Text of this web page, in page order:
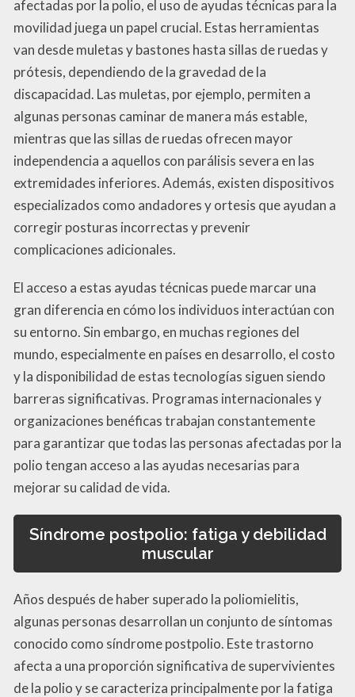
afectadas por la polio, el uso de ayudas técnicas para la
movilidad juega un papel crucial. Estas herramientas
van desde muletas y bastones hasta sillas de ruedas y
prótesis, dependiendo de la gravedad de la
discapacidad. Las muletas, por ejemplo, permiten a
algunas personas caminar de manera más estable,
mientras que las sillas de ruedas ofrecen mayor
independencia a aquellos con parálisis severa en las
extremidades inferiores. Además, existen dispositivos
especializados como andadores y ortesis que ayudan a
corregir posturas incorrectas y prevenir
complicaciones adicionales.
El acceso a estas ayudas técnicas puede marcar una
gran diferencia en cómo los individuos interactúan con
su entorno. Sin embargo, en muchas regiones del
mundo, especialmente en países en desarrollo, el costo
y la disponibilidad de estas tecnologías siguen siendo
barreras significativas. Programas internacionales y
organizaciones benéficas trabajan constantemente
para garantizar que todas las personas afectadas por la
polio tengan acceso a las ayudas necesarias para
mejorar su calidad de vida.
Síndrome postpolio: fatiga y debilidad
muscular
Años después de haber superado la poliomielitis,
algunas personas desarrollan un conjunto de síntomas
conocido como síndrome postpolio. Este trastorno
afecta a una proporción significativa de supervivientes
de la polio y se caracteriza principalmente por la fatiga